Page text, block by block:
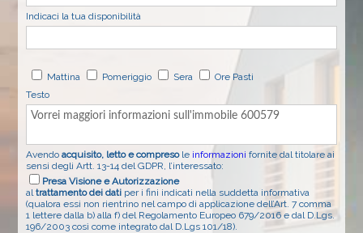
Indicaci la tua disponibilità
Mattina Pomeriggio Sera
Ore Pasti
Testo
Avendoacquisito, letto e compresole informazioni fornite dal titolare ai
sensi degli Artt. 13-14 del GDPR, l’interessato:
Presa Visione e Autorizzazione
altrattamento dei dati per i fini indicati nella suddetta informativa
(qualora essi non rientrino nel campo di applicazione dell’Art. 7 comma
1 lettere dalla b) alla f) del Regolamento Europeo 679/2016 e dal D.Lgs.
196/2003 così come integrato dal D.Lgs 101/18).